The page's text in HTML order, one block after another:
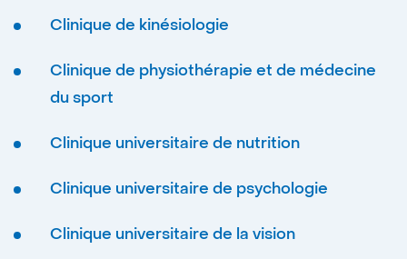
Clinique de kinésiologie
Clinique de physiothérapie et de médecine
du sport
Clinique universitaire de nutrition
Clinique universitaire de psychologie
Clinique universitaire de la vision